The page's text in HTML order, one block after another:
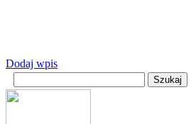
Dodaj wpis